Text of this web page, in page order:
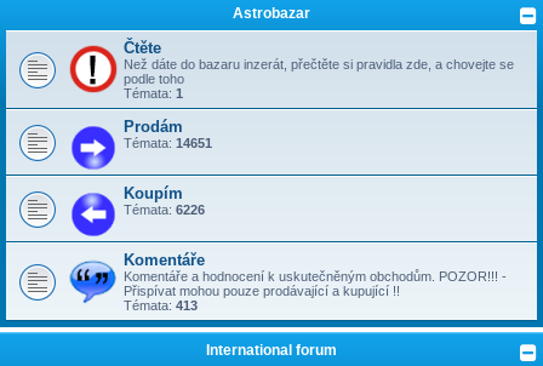
Astrobazar
Čtěte
Než dáte do bazaru inzerát, přečtěte si pravidla zde, a chovejte se
podle toho
Témata: 1
Prodám
Témata: 14651
Koupím
Témata: 6226
Komentáře
Komentáře a hodnocení k uskutečněným obchodům. POZOR!!! -
Přispívat mohou pouze prodávající a kupující !!
Témata: 413
International forum